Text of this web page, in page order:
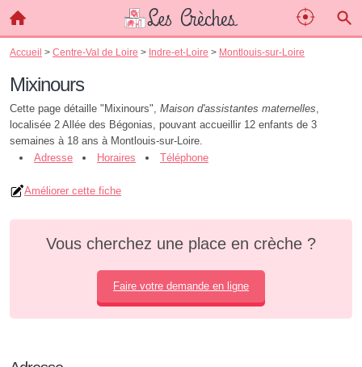
Accueil > Centre-Val de Loire > Indre-et-Loire > Montlouis-sur-Loire
Mixinours
Cette page détaille "Mixinours", Maison d'assistantes maternelles,
localisée 2 Allée des Bégonias, pouvant accueillir 12 enfants de 3
semaines à 18 ans à Montlouis-sur-Loire.
Adresse
Horaires Téléphone
Améliorer cette fiche
Vous cherchez une place en crèche ?
Faire votre demande en ligne